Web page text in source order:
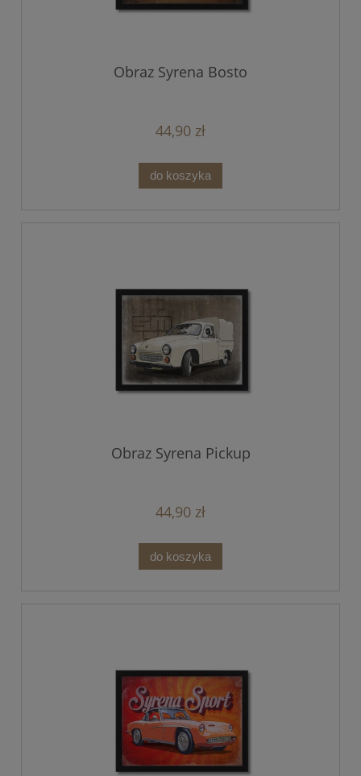
Obraz Syrena Bosto
44,90 zł
do koszyka
Obraz Syrena Pickup
44,90 zł
do koszyka